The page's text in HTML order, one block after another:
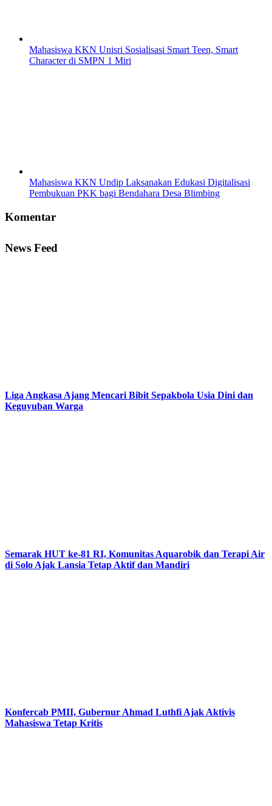
Mahasiswa KKN Unisri Sosialisasi Smart Teen, Smart
Character di SMPN 1 Miri
Mahasiswa KKN Undip Laksanakan Edukasi Digitalisasi
Pembukuan PKK bagi Bendahara Desa Blimbing
Komentar
News Feed
Liga Angkasa Ajang Mencari Bibit Sepakbola Usia Dini dan
Keguyuban Warga
Semarak HUT ke-81 RI, Komunitas Aquarobik dan Terapi Air
di Solo Ajak Lansia Tetap Aktif dan Mandiri
Konfercab PMII, Gubernur Ahmad Luthfi Ajak Aktivis
Mahasiswa Tetap Kritis